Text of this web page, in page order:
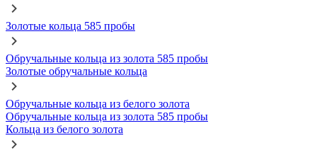
Золотые кольца 585 пробы
Обручальные кольца из золота 585 пробы
Золотые обручальные кольца
Обручальные кольца из белого золота
Обручальные кольца из золота 585 пробы
Кольца из белого золота